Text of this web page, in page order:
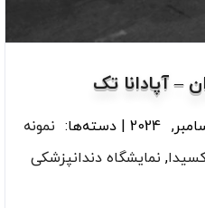
| دسته‌ها: نمونه
, نمایشگاه دندانپزشکی